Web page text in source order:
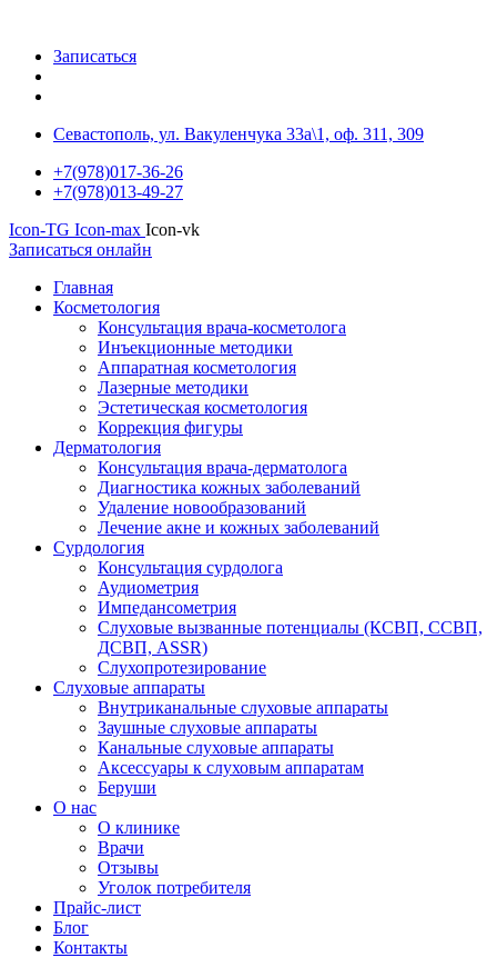
Записаться
Севастополь, ул. Вакуленчука 33а\1, оф. 311, 309
+7(978)017-36-26
+7(978)013-49-27
Icon-TG Icon-max Icon-vk
Записаться онлайн
Главная
Косметология
Консультация врача-косметолога
Инъекционные методики
Аппаратная косметология
Лазерные методики
Эстетическая косметология
Коррекция фигуры
Дерматология
Консультация врача-дерматолога
Диагностика кожных заболеваний
Удаление новообразований
Лечение акне и кожных заболеваний
Сурдология
Консультация сурдолога
Аудиометрия
Импедансометрия
Слуховые вызванные потенциалы (КСВП, ССВП,
ДСВП, ASSR)
Слухопротезирование
Слуховые аппараты
Внутриканальные слуховые аппараты
Заушные слуховые аппараты
Канальные слуховые аппараты
Аксессуары к слуховым аппаратам
Беруши
О нас
О клинике
Врачи
Отзывы
Уголок потребителя
Прайс-лист
Блог
Контакты